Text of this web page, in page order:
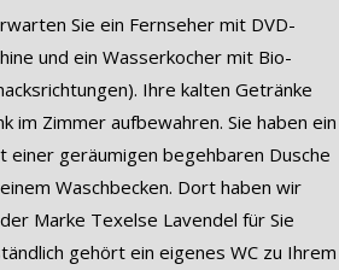
Sie ein Fernseher mit DVD-
und ein Wasserkocher mit Bio-
Ihre kalten Getränke
im Zimmer aufbewahren. Sie haben ein
einer geräumigen begehbaren Dusche
Waschbecken. Dort haben wir
Marke Texelse Lavendel für Sie
gehört ein eigenes WC zu Ihrem